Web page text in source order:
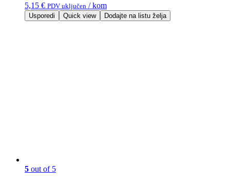
5,15 € PDV uključen / kom
Usporedi Quick view Dodajte na listu želja
5 out of 5